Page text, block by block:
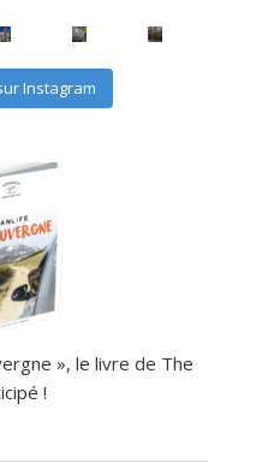
Instagram
», le livre de The
!